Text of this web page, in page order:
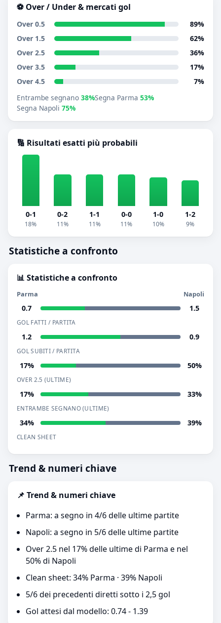
⚽ Over / Under & mercati gol
Over 0.5
89%
Over 1.5
62%
Over 2.5
36%
Over 3.5
17%
Over 4.5
7%
Entrambe segnano 38%Segna Parma 53%
Segna Napoli 75%
🔢 Risultati esatti più probabili
0-1
18%
0-2
11%
1-1
11%
0-0
11%
1-0
10%
1-2
9%
Statistiche a confronto
📊 Statistiche a confronto
Parma Napoli
0.7 1.5
GOL FATTI / PARTITA
1.2 0.9
GOL SUBITI / PARTITA
17% 50%
OVER 2.5 (ULTIME)
17% 33%
ENTRAMBE SEGNANO (ULTIME)
34% 39%
CLEAN SHEET
Trend & numeri chiave
📌 Trend & numeri chiave
Parma: a segno in 4/6 delle ultime partite
Napoli: a segno in 5/6 delle ultime partite
Over 2.5 nel 17% delle ultime di Parma e nel
50% di Napoli
Clean sheet: 34% Parma · 39% Napoli
5/6 dei precedenti diretti sotto i 2,5 gol
Gol attesi dal modello: 0.74 - 1.39